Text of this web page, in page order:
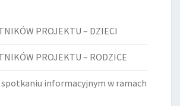
PROJEKTU – DZIECI
PROJEKTU – RODZICE
spotkaniu informacyjnym w ramach